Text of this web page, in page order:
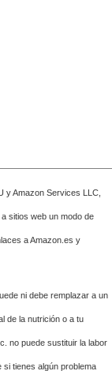
y Amazon Services LLC,
sitios web un modo de
a Amazon.es y
ni debe remplazar a un
de la nutrición o a tu
no puede sustituir la labor
tienes algún problema